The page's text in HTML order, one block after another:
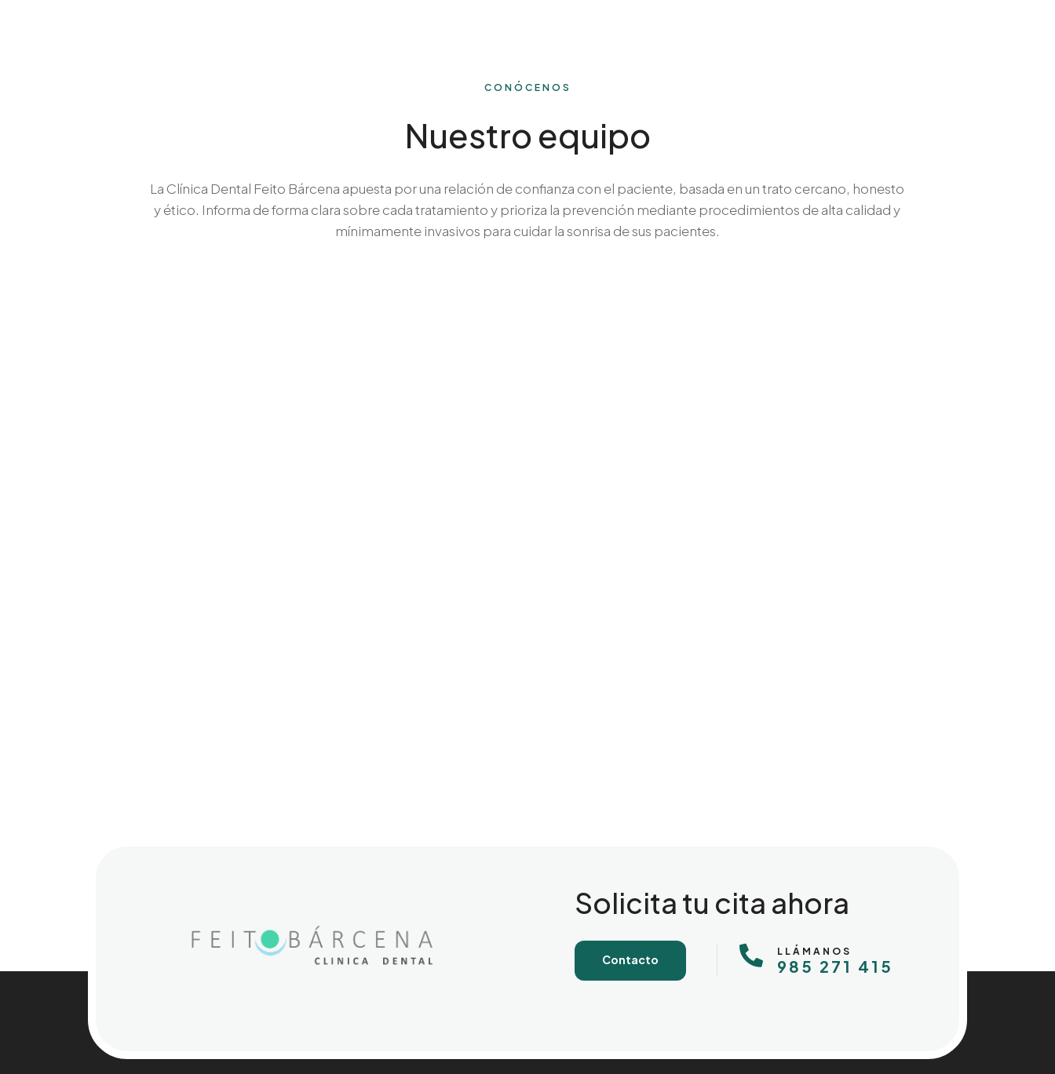
CONÓCENOS
Nuestro equipo
La Clínica Dental Feito Bárcena apuesta por una relación de confianza con el paciente, basada en un trato cercano, honesto
y ético. Informa de forma clara sobre cada tratamiento y prioriza la prevención mediante procedimientos de alta calidad y
mínimamente invasivos para cuidar la sonrisa de sus pacientes.
Solicita tu cita ahora
Contacto  LLÁMANOS
985 271 415